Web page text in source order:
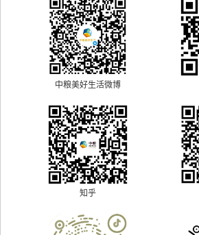
中粮美好生活微博
知乎